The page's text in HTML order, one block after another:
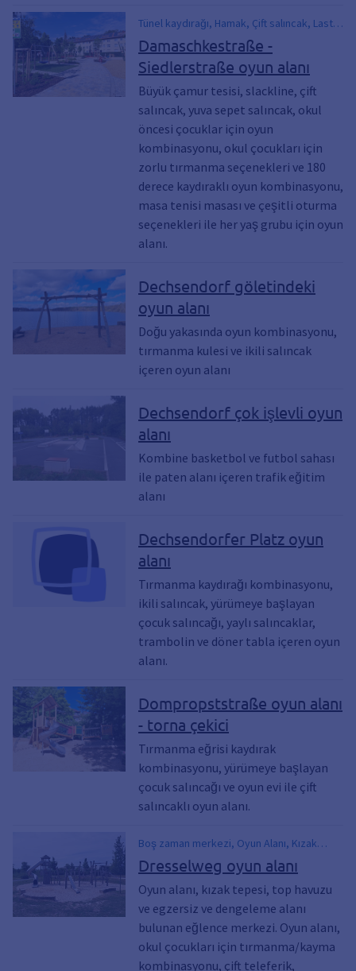
Tünel kaydırağı, Hamak, Çift salıncak, Lastik
salınımı, Masa tenisi masası, Oyunevi, Tüylü
hayvan
Damaschkestraße -
Siedlerstraße oyun alanı
Büyük çamur tesisi, slackline, çift
salıncak, yuva sepet salıncak, okul
öncesi çocuklar için oyun
kombinasyonu, okul çocukları için
zorlu tırmanma seçenekleri ve 180
derece kaydıraklı oyun kombinasyonu,
masa tenisi masası ve çeşitli oturma
seçenekleri ile her yaş grubu için oyun
alanı.
Dechsendorf göletindeki
oyun alanı
Doğu yakasında oyun kombinasyonu,
tırmanma kulesi ve ikili salıncak
içeren oyun alanı
Dechsendorf çok işlevli oyun
alanı
Kombine basketbol ve futbol sahası
ile paten alanı içeren trafik eğitim
alanı
Dechsendorfer Platz oyun
alanı
Tırmanma kaydırağı kombinasyonu,
ikili salıncak, yürümeye başlayan
çocuk salıncağı, yaylı salıncaklar,
trambolin ve döner tabla içeren oyun
alanı.
Dompropststraße oyun alanı
- torna çekici
Tırmanma eğrisi kaydırak
kombinasyonu, yürümeye başlayan
çocuk salıncağı ve oyun evi ile çift
salıncaklı oyun alanı.
Boş zaman merkezi, Oyun Alanı, Kızak
tepesi, Top sahası, Çift teleferik
Dresselweg oyun alanı
Oyun alanı, kızak tepesi, top havuzu
ve egzersiz ve dengeleme alanı
bulunan eğlence merkezi. Oyun alanı,
okul çocukları için tırmanma/kayma
kombinasyonu, çift teleferik,